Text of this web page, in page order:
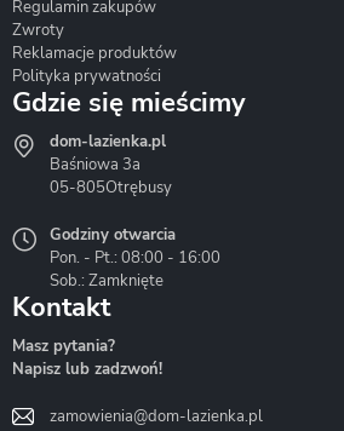
Hydrostop
Liveno
Regulamin zakupów
Zwroty
Reklamacje produktów
Polityka prywatności
Gdzie się mieścimy
dom-lazienka.pl
Baśniowa 3a
05-805Otrębusy
Godziny otwarcia
Pon. - Pt.: 08:00 - 16:00
Sob.: Zamknięte
Kontakt
Masz pytania?
Napisz lub zadzwoń!
zamowienia@dom-lazienka.pl